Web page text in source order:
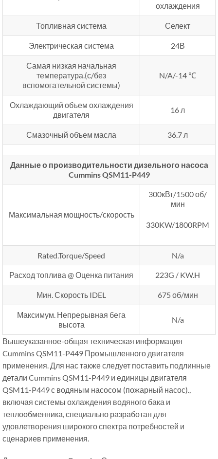
охлаждения
Топливная система Селект
Электрическая система 24В
Самая низкая начальная
температура.(с/без
вспомогательной системы)
N/A/-14 ℃
Охлаждающий объем охлаждения
двигателя
16 л
Смазочный объем масла 36.7 л
Данные о производительности дизельного насоса
Cummins QSM11-P449
Максимальная мощность/скорость
300кВт/1500 об/
мин
330KW/1800RPM
Rated.Torque/Speed N/a
Расход топлива @ Оценка питания 223G / KW.H
Мин. Скорость IDEL 675 об/мин
Максимум. Непрерывная бега
высота
N/a
Вышеуказанное-общая техническая информация
Cummins QSM11-P449 Промышленного двигателя
применения. Для нас также следует поставить подлинные
детали Cummins QSM11-P449 и единицы двигателя
QSM11-P449 с водяным насосом (пожарный насос).,
включая системы охлаждения водяного бака и
теплообменника, специально разработан для
удовлетворения широкого спектра потребностей и
сценариев применения.